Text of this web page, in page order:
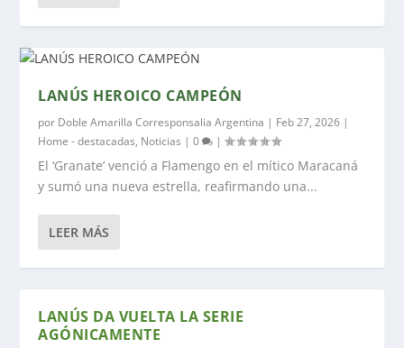
LANÚS HEROICO CAMPEÓN
por Doble Amarilla Corresponsalia Argentina | Feb 27, 2026 |
Home - destacadas, Noticias |0 |
El ‘Granate’ venció a Flamengo en el mítico Maracaná
y sumó una nueva estrella, reafirmando una...
LEER MÁS
LANÚS DA VUELTA LA SERIE
AGÓNICAMENTE